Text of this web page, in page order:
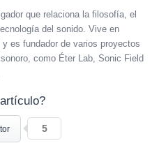
que relaciona la filosofía, el
del sonido. Vive en
y es fundador de varios proyectos
como Éter Lab, Sonic Field
5